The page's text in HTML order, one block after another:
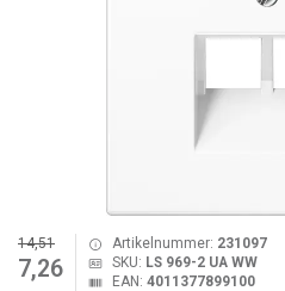
14,51
7,26
Artikelnummer: 231097
SKU: LS 969-2 UA WW
EAN: 4011377899100